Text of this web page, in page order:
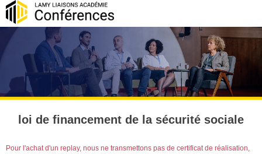
loi de financement de la sécurité sociale
Pour l'achat d'un replay, nous ne transmettons pas de certificat de réalisation,